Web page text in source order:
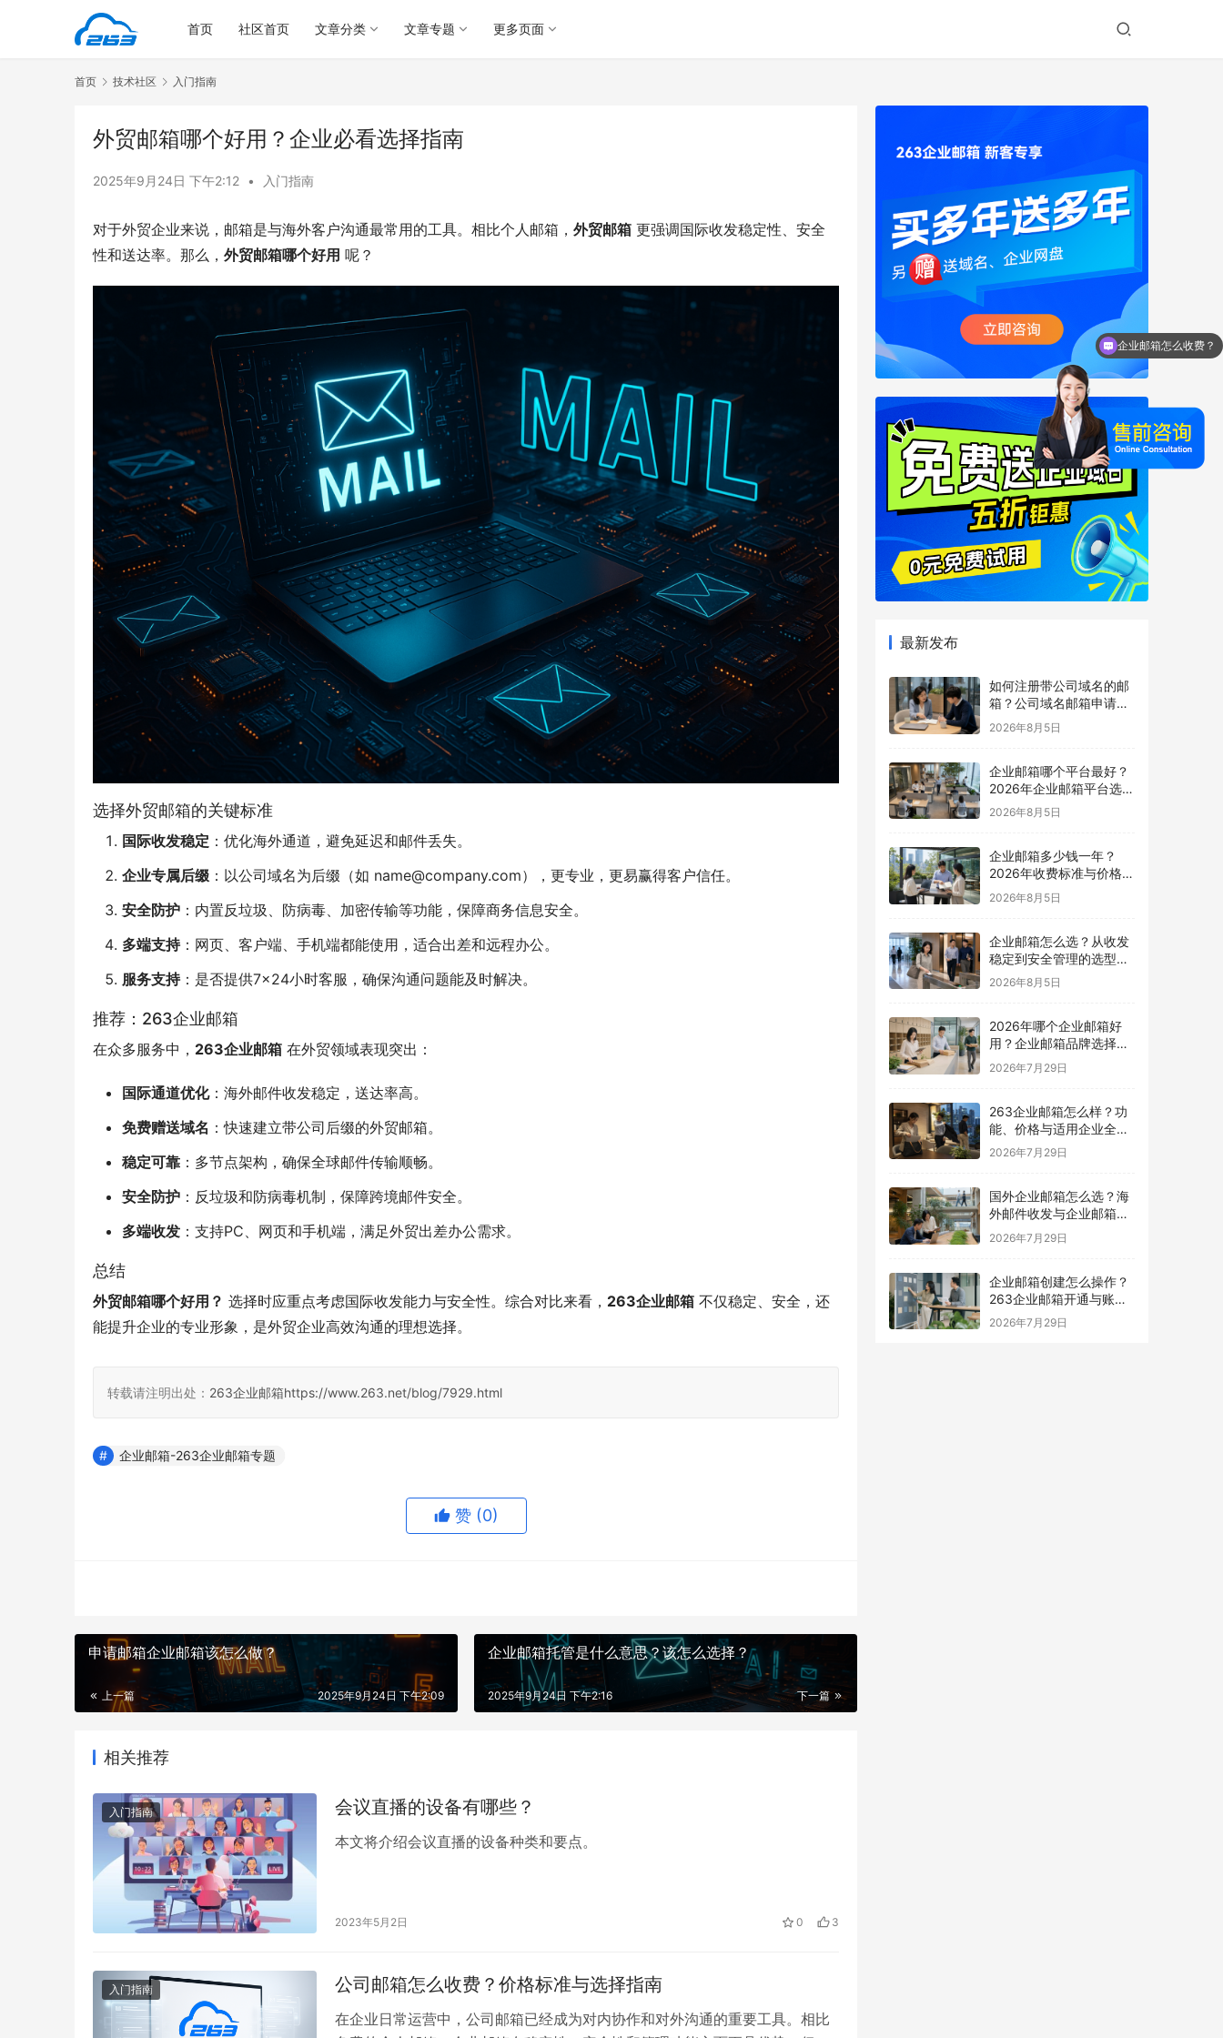
首页 社区首页 文章分类 文章专题 更多页面
首页 技术社区 入门指南
外贸邮箱哪个好用？企业必看选择指南
2025年9月24日 下午2:12 • 入门指南
对于外贸企业来说，邮箱是与海外客户沟通最常用的工具。相比个人邮箱， 外贸邮箱 更强调国际收发稳定性、安全
性和送达率。那么， 外贸邮箱哪个好用 呢？
选择外贸邮箱的关键标准
国际收发稳定 ：优化海外通道，避免延迟和邮件丢失。
企业专属后缀 ：以公司域名为后缀（如 name@company.com），更专业，更易赢得客户信任。
安全防护 ：内置反垃圾、防病毒、加密传输等功能，保障商务信息安全。
多端支持：网页、客户端、手机端都能使用，适合出差和远程办公。
服务支持：是否提供7×24小时客服，确保沟通问题能及时解决。
推荐：263企业邮箱
在众多服务中， 263企业邮箱 在外贸领域表现突出：
国际通道优化：海外邮件收发稳定，送达率高。
免费赠送域名 ：快速建立带公司后缀的外贸邮箱。
稳定可靠 ：多节点架构，确保全球邮件传输顺畅。
安全防护 ：反垃圾和防病毒机制，保障跨境邮件安全。
多端收发 ：支持PC、网页和手机端，满足外贸出差办公需求。
总结
外贸邮箱哪个好用？ 选择时应重点考虑国际收发能力与安全性。综合对比来看， 263企业邮箱 不仅稳定、安全，还
能提升企业的专业形象，是外贸企业高效沟通的理想选择。
转载请注明出处： 263企业邮箱https://www.263.net/blog/7929.html
企业邮箱-263企业邮箱专题
赞 (0)
申请邮箱企业邮箱该怎么做？
上一篇 2025年9月24日 下午2:09
企业邮箱托管是什么意思？该怎么选择？
下一篇
2025年9月24日 下午2:16
相关推荐
入门指南 会议直播的设备有哪些？
本文将介绍会议直播的设备种类和要点。
2023年5月2日 0 3
入门指南 公司邮箱怎么收费？价格标准与选择指南
在企业日常运营中，公司邮箱已经成为对内协作和对外沟通的重要工具。相比
最新发布
如何注册带公司域名的邮
箱？公司域名邮箱申请与
配置指南
2026年8月5日
企业邮箱哪个平台最好？
2026年企业邮箱平台选择
指南
2026年8月5日
企业邮箱多少钱一年？
2026年收费标准与价格计
算指南
2026年8月5日
企业邮箱怎么选？从收发
稳定到安全管理的选型指
南
2026年8月5日
2026年哪个企业邮箱好
用？企业邮箱品牌选择指
南
2026年7月29日
263企业邮箱怎么样？功
能、价格与适用企业全面
解析
2026年7月29日
国外企业邮箱怎么选？海
外邮件收发与企业邮箱选
择指南
2026年7月29日
企业邮箱创建怎么操作？
263企业邮箱开通与账号
设置指南
2026年7月29日
企业邮箱怎么收费？